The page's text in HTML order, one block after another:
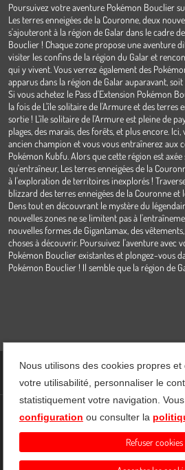
Poursuivez votre aventure Pokémon Bouclier
Les terres enneigées de la Couronne, deux
s'ajouteront à la région de Galar dans le cadre
Bouclier ! Chaque zone propose une aventure
visiter les confins de la région du Galar et
qui y vivent. Vous verrez également des
apparus dans la région de Galar auparavant,
Si vous achetez le Pass d'Extension Pokémon
la fois de L'île solitaire de l'Armure et des terres
sortie ! L'île solitaire de l'Armure est pleine de
plages, des marais, des forêts, et plus encore.
ancien champion et vous vous entraînerez aux
Pokémon Kubfu. Alors que cette région est
qu'entraîneur, Les terres enneigées de la
à l'exploration de territoires inexplorés !
blizzard des terres enneigées de la Couronne
Dens tout en découvrant le mystère du
nouvelles zones ne se limitent pas à
nouvelles formes de Gigantamax, des
choses à découvrir. Poursuivez l'aventure avec
Pokémon Bouclier existantes et plongez-vous
Pokémon Bouclier ! Il semble que la région de
Nous utilisons des cookies propres
votre utilisabilité, personnaliser le
statistiquement votre navigation.
configuration ou consulter la
Refuser cookies
CGV Protection des données
Résilier votre